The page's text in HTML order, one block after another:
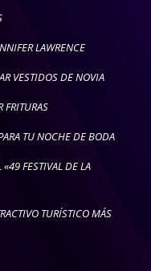
LAWRENCE
VESTIDOS DE NOVIA
FRITURAS
TU NOCHE DE BODA
FESTIVAL DE LA
TURÍSTICO MÁS